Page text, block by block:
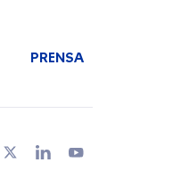
PRENSA